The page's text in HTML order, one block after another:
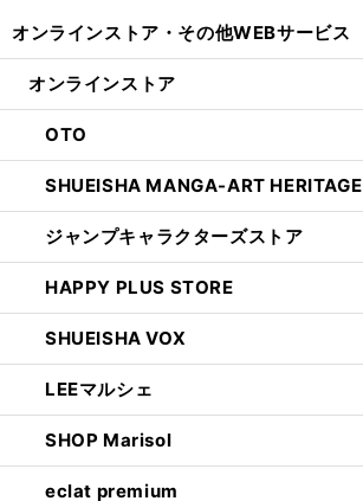
オンラインストア・ その他WEBサービス
オンラインストア
OTO
SHUEISHA MANGA-ART HERITAGE
ジャンプキャラクターズストア
HAPPY PLUS STORE
SHUEISHA VOX
LEEマルシェ
SHOP Marisol
eclat premium